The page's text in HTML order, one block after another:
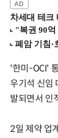
차세대 테크 비즈
'한미-OCI'
우기석 신임
발되면서 인
2일 제약 업